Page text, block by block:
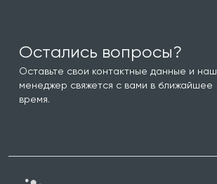
Остались вопросы?
Оставьте свои контактные данные и наш
менеджер свяжется с вами в ближайшее
время.